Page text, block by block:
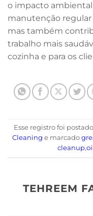
o impacto
manutenção regular
mas também
trabalho mais
cozinha e para os
Esse registro foi
Cleaning e marcado
cleanup,
TEHREEM